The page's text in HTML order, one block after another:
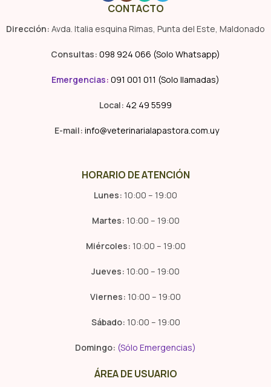
CONTACTO
Dirección: Avda. Italia esquina Rimas, Punta del Este, Maldonado
Consultas: 098 924 066 (Solo Whatsapp)
Emergencias: 091 001 011 (Solo llamadas)
Local: 42 49 5599
E-mail: info@veterinarialapastora.com.uy
HORARIO DE ATENCIÓN
Lunes: 10:00 – 19:00
Martes: 10:00 – 19:00
Miércoles: 10:00 – 19:00
Jueves: 10:00 – 19:00
Viernes: 10:00 – 19:00
Sábado: 10:00 – 19:00
Domingo: (Sólo Emergencias)
ÁREA DE USUARIO